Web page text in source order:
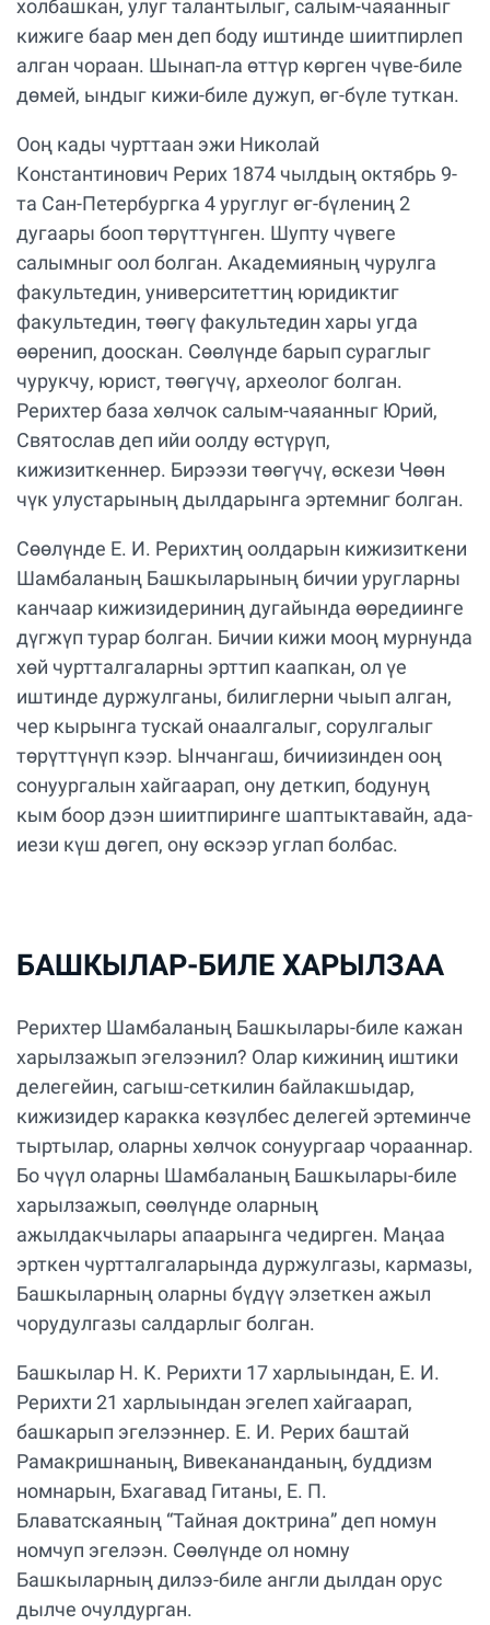
холбашкан, улуг талантылыг, салым-чаяанныг
кижиге баар мен деп боду иштинде шиитпирлеп
алган чораан. Шынап-ла өттүр көрген чүве-биле
дөмей, ындыг кижи-биле дужуп, өг-бүле туткан.
Ооң кады чурттаан эжи Николай
Константинович Рерих 1874 чылдың октябрь 9-
та Сан-Петербургка 4 уруглуг өг-бүлениң 2
дугаары бооп төрүттүнген. Шупту чүвеге
салымныг оол болган. Академияның чурулга
факультедин, университеттиң юридиктиг
факультедин, төөгү факультедин хары угда
өөренип, дооскан. Сөөлүнде барып сураглыг
чурукчу, юрист, төөгүчү, археолог болган.
Рерихтер база хөлчок салым-чаяанныг Юрий,
Святослав деп ийи оолду өстүрүп,
кижизиткеннер. Бирээзи төөгүчү, өскези Чөөн
чүк улустарының дылдарынга эртемниг болган.
Сөөлүнде Е. И. Рерихтиң оолдарын кижизиткени
Шамбаланың Башкыларының бичии уругларны
канчаар кижизидериниң дугайында өөредиинге
дүгжүп турар болган. Бичии кижи мооң мурнунда
хөй чуртталгаларны эрттип каапкан, ол үе
иштинде дуржулганы, билиглерни чыып алган,
чер кырынга тускай онаалгалыг, сорулгалыг
төрүттүнүп кээр. Ынчангаш, бичиизинден ооң
сонуургалын хайгаарап, ону деткип, бодунуң
кым боор дээн шиитпиринге шаптыктавайн, ада-
иези күш дөгеп, ону өскээр углап болбас.
БАШКЫЛАР-БИЛЕ ХАРЫЛЗАА
Рерихтер Шамбаланың Башкылары-биле кажан
харылзажып эгелээнил? Олар кижиниң иштики
делегейин, сагыш-сеткилин байлакшыдар,
кижизидер каракка көзүлбес делегей эртеминче
тыртылар, оларны хөлчок сонуургаар чорааннар.
Бо чүүл оларны Шамбаланың Башкылары-биле
харылзажып, сөөлүнде оларның
ажылдакчылары апаарынга чедирген. Маңаа
эрткен чуртталгаларында дуржулгазы, кармазы,
Башкыларның оларны бүдүү элзеткен ажыл
чорудулгазы салдарлыг болган.
Башкылар Н. К. Рерихти 17 харлыындан, Е. И.
Рерихти 21 харлыындан эгелеп хайгаарап,
башкарып эгелээннер. Е. И. Рерих баштай
Рамакришнаның, Вивекананданың, буддизм
номнарын, Бхагавад Гитаны, Е. П.
Блаватскаяның “Тайная доктрина” деп номун
номчуп эгелээн. Сөөлүнде ол номну
Башкыларның дилээ-биле англи дылдан орус
дылче очулдурган.